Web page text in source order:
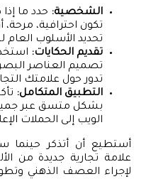
الشخصية: حدد ما إذا
تكون احترافية،
تحديد الأسلوب العام
تقديم الحكايات:
تصميم العناصر
تدور حول علامتك
التطبيق المتكامل:
بشكل متسق عبر
الويب إلى الحملات
أستطيع أن أتذكر حينما
علامة تجارية جديدة من
لإجراء العصف الذهني